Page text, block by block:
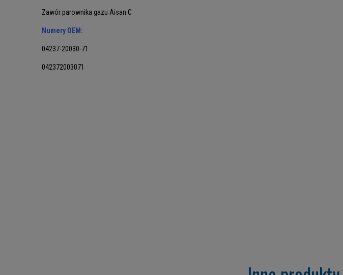
Zawór parownika gazu Aisan C
Numery OEM:
04237-20030-71
042372003071